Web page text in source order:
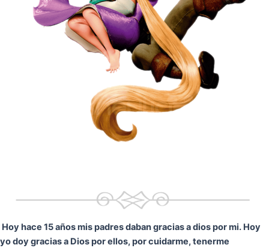
Hoy hace 15 años mis padres daban gracias a dios por mi. Hoy
yo doy gracias a Dios por ellos, por cuidarme, tenerme